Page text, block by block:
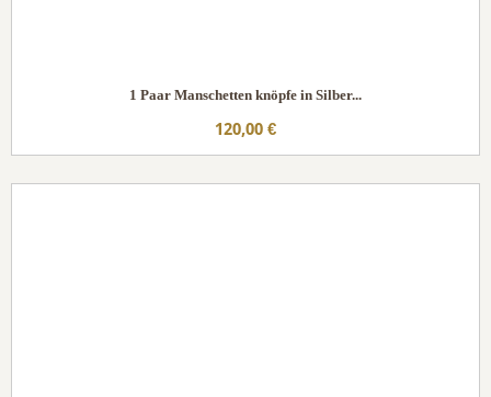
1 Paar Manschetten knöpfe in Silber...
120,00 €